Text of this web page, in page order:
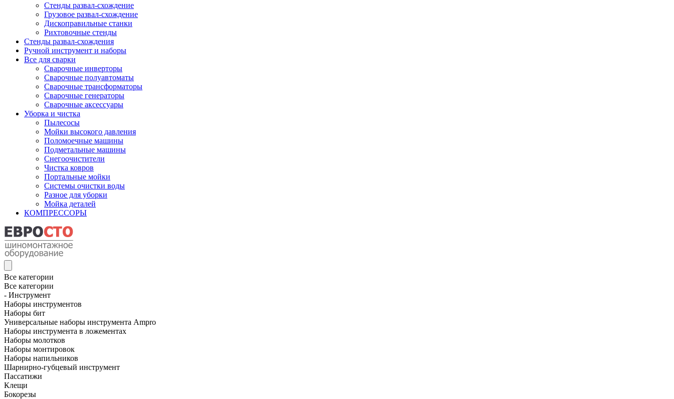
Стенды развал-схождение
Грузовое развал-схождение
Дископравильные станки
Рихтовочные стенды
Стенды развал-схождения
Ручной инструмент и наборы
Все для сварки
Сварочные инверторы
Сварочные полуавтоматы
Сварочные трансформаторы
Сварочные генераторы
Сварочные аксессуары
Уборка и чистка
Пылесосы
Мойки высокого давления
Поломоечные машины
Подметальные машины
Снегоочистители
Чистка ковров
Портальные мойки
Системы очистки воды
Разное для уборки
Мойка деталей
КОМПРЕССОРЫ
Все категории
Все категории
- Инструмент
Наборы инструментов
Наборы бит
Универсальные наборы инструмента Ampro
Наборы инструмента в ложементах
Наборы молотков
Наборы монтировок
Наборы напильников
Шарнирно-губцевый инструмент
Пассатижи
Клещи
Бокорезы